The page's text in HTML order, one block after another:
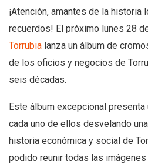
¡Atención, amantes de la
recuerdos! El próximo lunes 28
Torrubia lanza un álbum de
de los oficios y negocios de
seis décadas.
Este álbum excepcional
cada uno de ellos desvelando
historia económica y social de
podido reunir todas las